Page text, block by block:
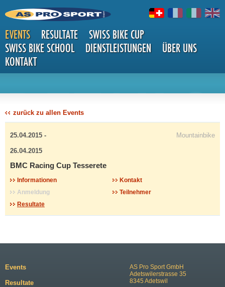
EVENTS RESULTATE
SWISS BIKE CUP
SWISS BIKE SCHOOL
DIENSTLEISTUNGEN
ÜBER UNS
KONTAKT
DETAILS
zurück zu allen Events
25.04.2015 -
26.04.2015
Mountainbike
BMC Racing Cup Tesserete
Informationen
Kontakt
Anmeldung
Teilnehmer
Resultate
AS Pro Sport GmbH
Adetswilerstrasse 35
8345 Adetswil
Events
Resultate